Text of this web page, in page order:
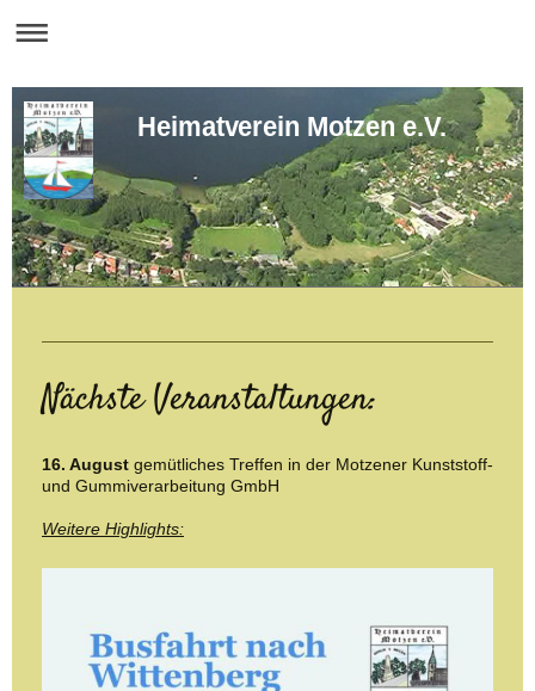
Heimatverein Motzen e.V.
Nächste Veranstaltungen:
16. August gemütliches Treffen in der Motzener Kunststoff-
und Gummiverarbeitung GmbH
Weitere Highlights: